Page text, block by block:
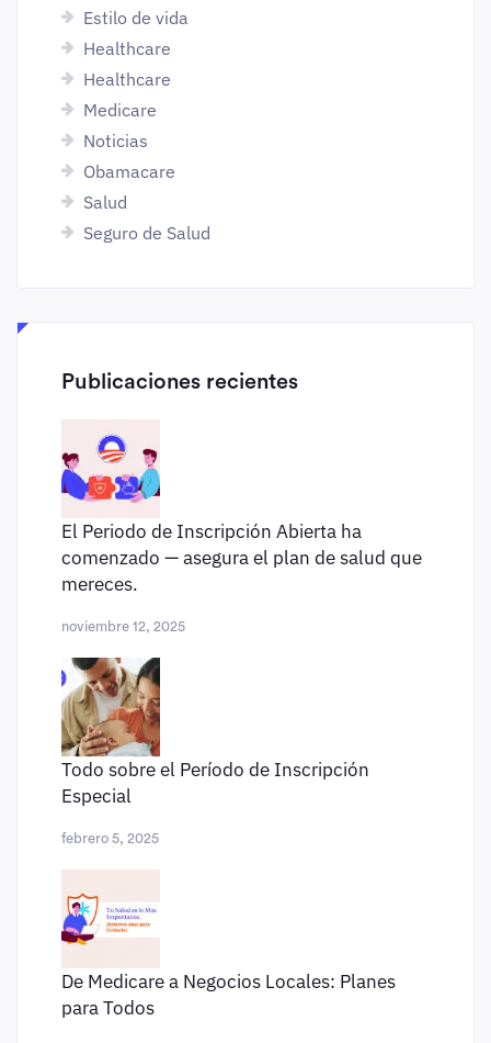
Estilo de vida
Healthcare
Healthcare
Medicare
Noticias
Obamacare
Salud
Seguro de Salud
Publicaciones recientes
El Periodo de Inscripción Abierta ha
comenzado — asegura el plan de salud que
mereces.
noviembre 12, 2025
Todo sobre el Período de Inscripción
Especial
febrero 5, 2025
De Medicare a Negocios Locales: Planes
para Todos